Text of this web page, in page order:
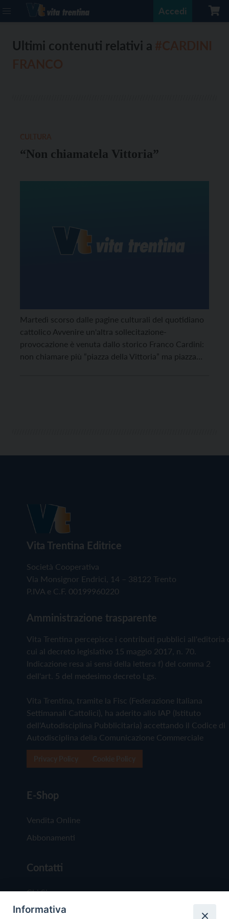
Accedi
Ultimi contenuti relativi a
“Non chiamatela Vittoria”
Martedì scorso dalle pagine culturali del quotidiano
cattolico Avvenire un'altra sollecitazione-
provocazione è venuta dallo storico Franco Cardini:
non chiamare più “piazza della Vittoria” ma piazza
Vita Trentina Editrice
Società Cooperativa
Via Monsignor Endrici, 14 – 38122 Trento
P.IVA e C.F. 00199960220
Amministrazione trasparente
Vita Trentina percepisce i contributi pubblici all'editoria
cui al decreto legislativo 15 maggio 2017, n. 70.
Indicazione resa ai sensi della lettera f) del comma 2
dell'art. 5 del medesimo decreto Lgs.
Vita Trentina, tramite la Fisc (Federazione Italiana
Settimanali Cattolici), ha aderito allo IAP (Istituto
dell'Autodisciplina Pubblicitaria) accettando il Codice di
Autodisciplina della Comunicazione Commerciale
E-Shop
Vendita Online
Abbonamenti
Contatti
Chi Siamo
Redazione
Informativa